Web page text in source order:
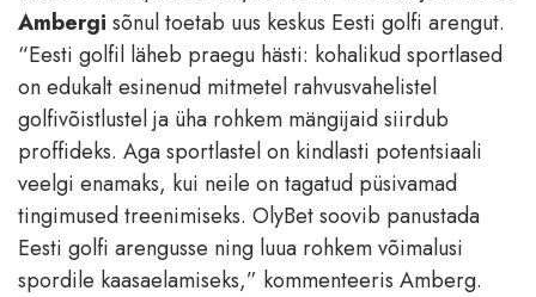
Ambergi sõnul toetab uus keskus Eesti golfi arengut.
“Eesti golfil läheb praegu hästi: kohalikud sportlased
on edukalt esinenud mitmetel rahvusvahelistel
golfivõistlustel ja üha rohkem mängijaid siirdub
proffideks. Aga sportlastel on kindlasti potentsiaali
veelgi enamaks, kui neile on tagatud püsivamad
tingimused treenimiseks. OlyBet soovib panustada
Eesti golfi arengusse ning luua rohkem võimalusi
spordile kaasaelamiseks,” kommenteeris Amberg.